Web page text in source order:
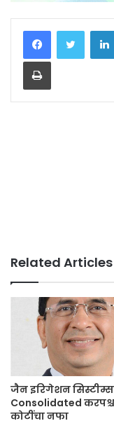
Print
Related Articles
जैन इरिगेशन
Consolidated
कोटींचा नफा